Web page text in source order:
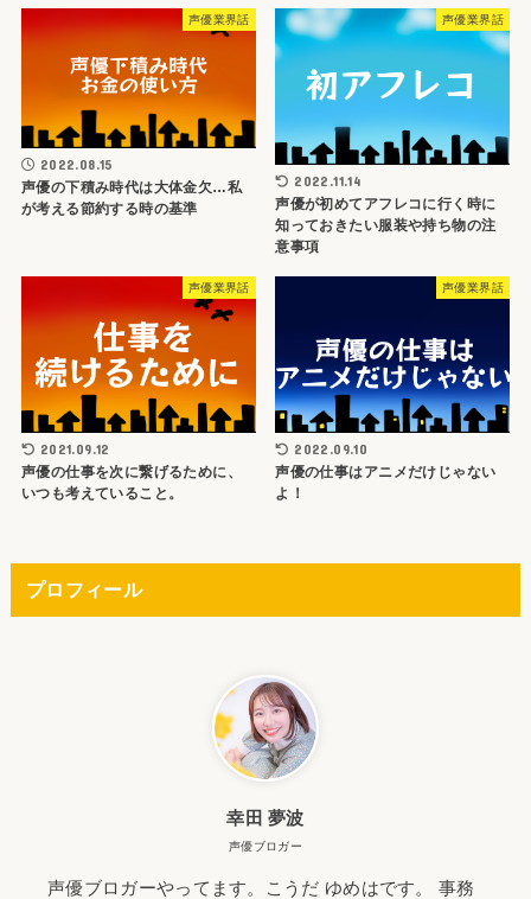
声優業界話
2022.08.15
声優の下積み時代は大体金欠…私
が考える節約する時の基準
声優業界話
2022.11.14
声優が初めてアフレコに行く時に
知っておきたい服装や持ち物の注
意事項
声優業界話
2021.09.12
声優の仕事を次に繋げるために、
いつも考えていること。
声優業界話
2022.09.10
声優の仕事はアニメだけじゃない
よ！
プロフィール
幸田 夢波
声優ブロガー
声優ブロガーやってます。こうだ ゆめはです。 事務